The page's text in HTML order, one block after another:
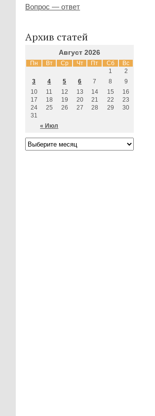
Вопрос — ответ
Архив статей
Август 2026
Пн Вт Ср Чт Пт Сб Вс
« Июл
1
2
3
4 5 6 7 8
9
10
11 12 13 14 15
16
17
18 19 20 21 22
23
24
25 26 27 28 29
30
31